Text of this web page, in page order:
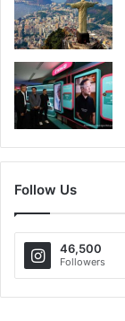
Follow Us
46,500
Followers